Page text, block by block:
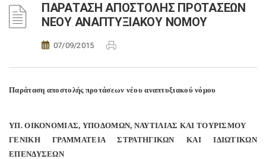
ΠΑΡΑΤΑΣΗ ΑΠΟΣΤΟΛΗΣ ΠΡΟΤΑΣΕΩΝ
ΝΕΟΥ ΑΝΑΠΤΥΞΙΑΚΟΥ ΝΟΜΟΥ
07/09/2015
Παράταση αποστολής προτάσεων νέου αναπτυξιακού νόμου
ΥΠ. ΟΙΚΟΝΟΜΙΑΣ, ΥΠΟΔΟΜΩΝ, ΝΑΥΤΙΛΙΑΣ ΚΑΙ ΤΟΥΡΙΣΜΟΥ
ΓΕΝΙΚΗ ΓΡΑΜΜΑΤΕΙΑ ΣΤΡΑΤΗΓΙΚΩΝ ΚΑΙ ΙΔΙΩΤΙΚΩΝ
ΕΠΕΝΔΥΣΕΩΝ